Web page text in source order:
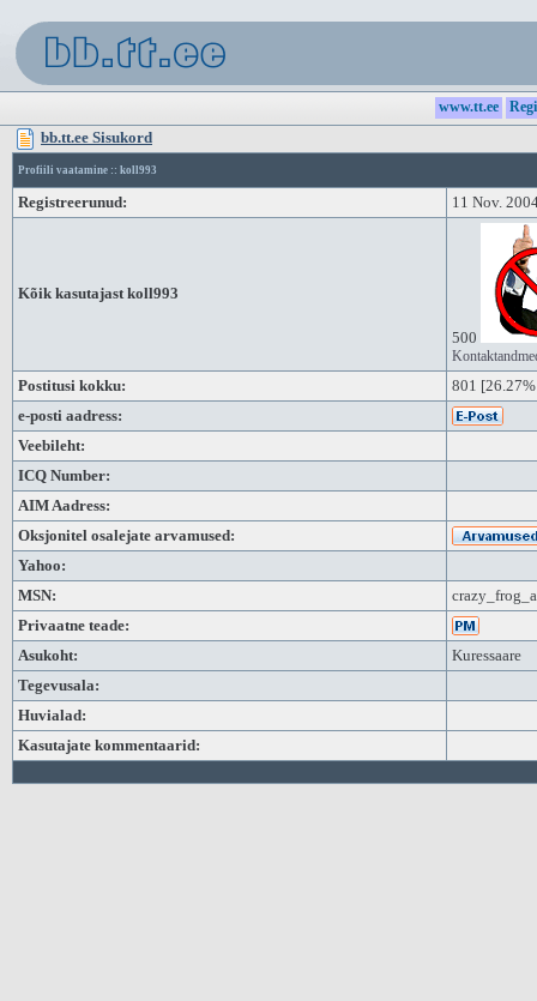
www.tt.ee
bb.tt.ee Sisukord
Profiili vaatamine :: koll993
Registreerunud: 11 Nov.
Kõik kasutajast koll993
500
Postitusi kokku: 801
e-posti aadress:
Veebileht:
ICQ Number:
AIM Aadress:
Oksjonitel osalejate arvamused:
Yahoo:
MSN:
Privaatne teade:
Asukoht:
Kuressaare
Tegevusala:
Huvialad:
Kasutajate kommentaarid: